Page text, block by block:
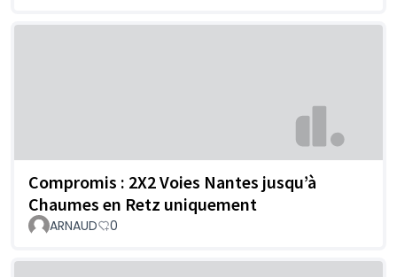
Compromis : 2X2 Voies Nantes jusqu’à
Chaumes en Retz uniquement
ARNAUD 0